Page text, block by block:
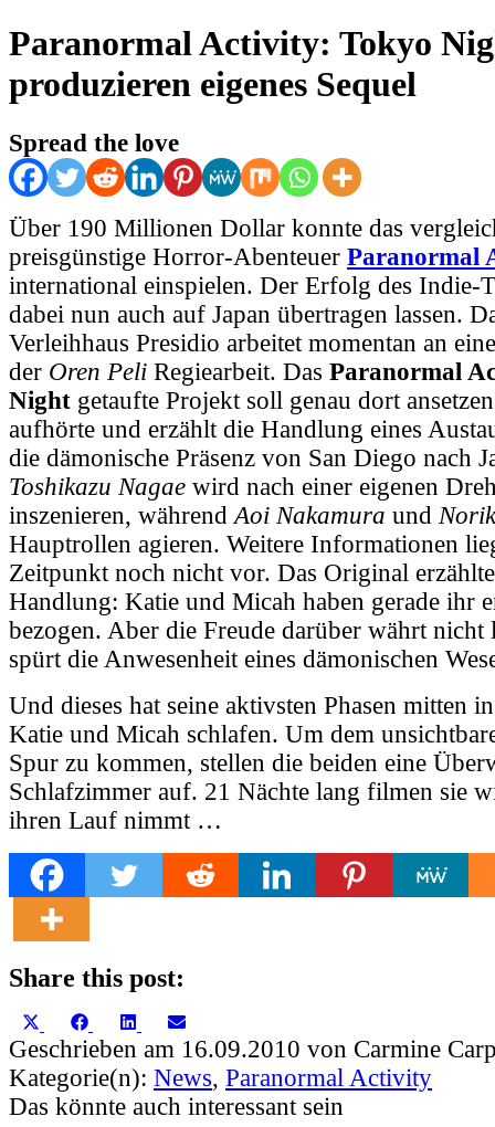
Paranormal Activity: Tokyo
produzieren eigenes Sequel
Spread the love
Über 190 Millionen Dollar konnte das
preisgünstige Horror-Abenteuer Paranormal
international einspielen. Der Erfolg des Indie-
dabei nun auch auf Japan übertragen lassen.
Verleihhaus Presidio arbeitet momentan an
der Oren Peli Regiearbeit. Das Paranormal
Night getaufte Projekt soll genau dort
aufhörte und erzählt die Handlung eines
die dämonische Präsenz von San Diego nach
Toshikazu Nagae wird nach einer eigenen
inszenieren, während Aoi Nakamura und
Hauptrollen agieren. Weitere Informationen
Zeitpunkt noch nicht vor. Das Original
Handlung: Katie und Micah haben gerade ihr
bezogen. Aber die Freude darüber währt nicht
spürt die Anwesenheit eines dämonischen
Und dieses hat seine aktivsten Phasen mitten
Katie und Micah schlafen. Um dem
Spur zu kommen, stellen die beiden eine
Schlafzimmer auf. 21 Nächte lang filmen sie
ihren Lauf nimmt …
Share this post:
Share
on
(Twitter)
Share
on
FacebookShare
on
LinkedInShare
on
Geschrieben am 16.09.2010 von Carmine
Kategorie(n): News, Paranormal Activity
Das könnte auch interessant sein